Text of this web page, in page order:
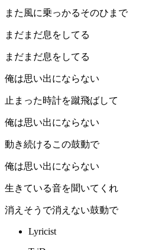
また風に乗っかるそのひまで
まだまだ息をしてる
まだまだ息をしてる
俺は思い出にならない
止まった時計を蹴飛ばして
俺は思い出にならない
動き続けるこの鼓動で
俺は思い出にならない
生きている音を聞いてくれ
消えそうで消えない鼓動で
Lyricist